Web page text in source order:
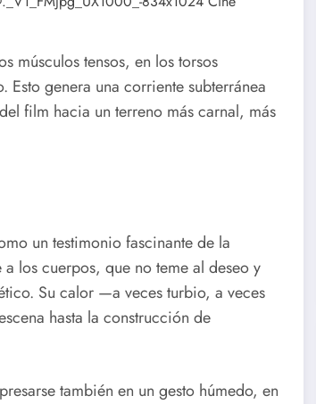
músculos tensos, en los torsos
genera una corriente subterránea
film hacia un terreno más carnal, más
un testimonio fascinante de la
los cuerpos, que no teme al deseo y
Su calor —a veces turbio, a veces
hasta la construcción de
también en un gesto húmedo, en